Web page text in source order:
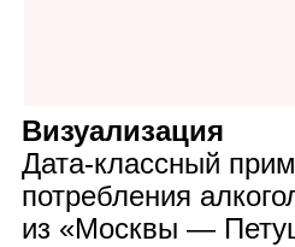
Визуализация
Дата‑классный
потребления
из «Москвы —